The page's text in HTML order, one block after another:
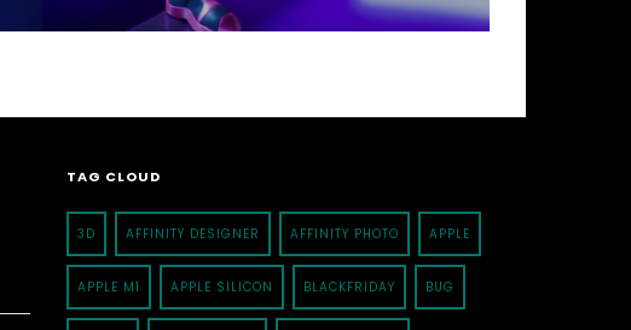
TAG CLOUD
3D AFFINITY DESIGNER AFFINITY PHOTO APPLE
APPLE M1 APPLE SILICON BLACKFRIDAY BUG